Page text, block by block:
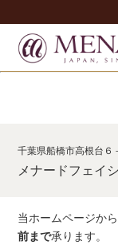
千葉県船橋市高根台
メナードフェイ
当ホームページか
前まで承ります。